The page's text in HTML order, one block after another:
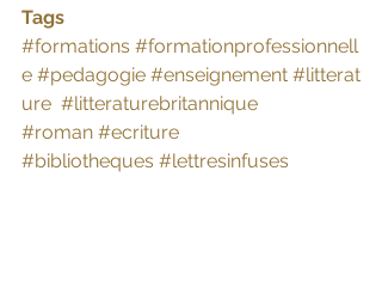
Tags
#formations #formationprofessionnell
e #pedagogie #enseignement #litterat
ure #litteraturebritannique
#roman #ecriture
#bibliotheques #lettresinfuses